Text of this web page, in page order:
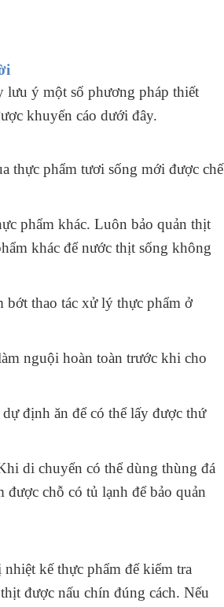
lưu ý một số phương pháp thiết
khuyến cáo dưới đây.
thực phẩm tươi sống mới được chế
phẩm khác. Luôn bảo quản thịt
khác để nước thịt sống không
bớt thao tác xử lý thực phẩm ở
nguội hoàn toàn trước khi cho
định ăn để có thể lấy được thứ
di chuyển có thể dùng thùng đá
chỗ có tủ lạnh để bảo quản
kế thực phẩm để kiểm tra
được nấu chín đúng cách. Nếu